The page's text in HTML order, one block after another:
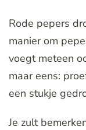
Rode pepers
manier om
voegt meteen
maar eens:
een stukje
Je zult